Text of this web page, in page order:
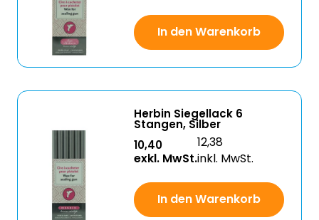
In den Warenkorb
Herbin Siegellack 6
Stangen, Silber
10,40
exkl. MwSt.
12,38
inkl. MwSt.
In den Warenkorb